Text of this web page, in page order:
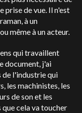
prise de vue. Il n'est
à un
même à un acteur.
qui travaillent
document, j'ai
de l'industrie qui
les machinistes, les
de son et les
que cela va toucher